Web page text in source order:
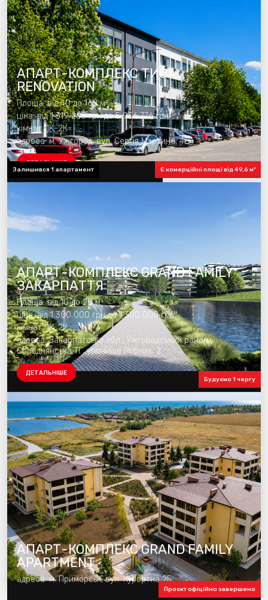
Залишився 1 апартамент Є комерційні площі від 49,6 м²
АПАРТ-КОМПЛЕКС ТИСА
RENOVATION
Площа: від 40 до 168 м²
ціна: від 1 319 268 грн до 5 956 776 грн
кімнат: 1К, 2К
адреса: м. Ужгород, вул. Сергія Мартина, 4Б
ДЕТАЛЬНІШЕ
Будуємо 1 чергу
АПАРТ-КОМПЛЕКС GRAND FAMILY
ЗАКАРПАТТЯ
Площа: від 10 до 20 м²
ціна: від 1 300 000 грн до 1 300 000 грн
кімнат: 1К, 2К
адреса: Закарпатська обл., Ужгородський район,
Середнянська ТГ, урочище Рибник, 2
ДЕТАЛЬНІШЕ
Проєкт офіційно завершено
АПАРТ-КОМПЛЕКС GRAND FAMILY
APARTMENT
адреса: м. Приморськ, вул. Курортна 25